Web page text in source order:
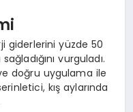
giderlerini yüzde 50
vurguladı.
doğru uygulama ile
kış aylarında